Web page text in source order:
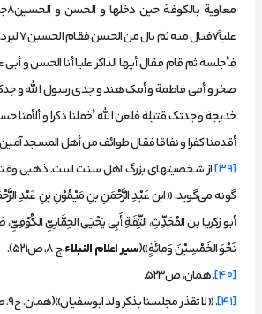
فأجلسه ثم قام فقال أيها الذاكر عليا أنا الحسن و
صخر و أمي فاطمة و أمك هند و جدي رسول الله و
خديجة و جدتك قتيلة فلعن الله أخملنا ذكرا و ألأمنا
أقدمنا كفرا و نفاقا فقال طوائف من أهل المسجد
[39]
از شخصیت­های بزرگ اهل سنت است. ذهبی وقتی
گونه می‌گوید: «ابن عَبْدِ الرَّحْمَنِ بنِ مَيْمُوْنِ بنِ عَبْدِ
أبو زكريا بن المُحَدِّثِ، الثِّقَةِ أَبِي يَحْيَى الحِمَّانِيِّ
نَحْوَ الخَمْسِيْنَ وَمائَةٍ»(سير اعلام النبلاء،ج 8، ص521).
[40]
. همان، ص523.
[41]
. «لا تقذر مجلسنا بذکر ولد ابوسفیان»(همان، ج9، ص570).